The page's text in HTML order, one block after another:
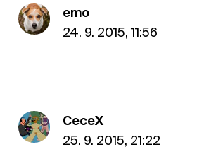
emo
24. 9. 2015, 11:56
CeceX
25. 9. 2015, 21:22